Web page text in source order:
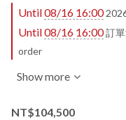
Until08/16 16:00
Until08/16 16:00訂單
order
Show more
NT$104,500